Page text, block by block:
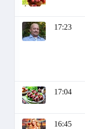
17:23
17:04
16:45